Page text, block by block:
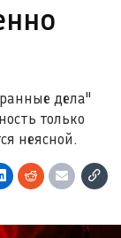
дела"
только
неясной.